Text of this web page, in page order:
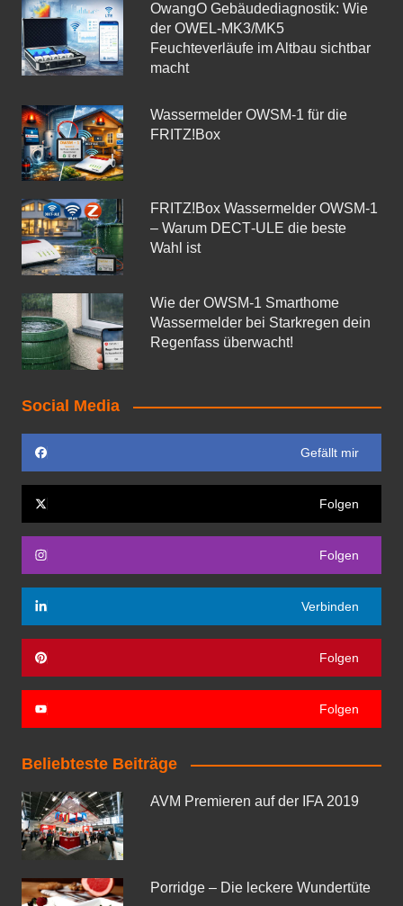
OwangO Gebäudediagnostik: Wie
der OWEL‑MK3/MK5
Feuchteverläufe im Altbau sichtbar
macht
Wassermelder OWSM‑1 für die
FRITZ!Box
FRITZ!Box Wassermelder OWSM-1
– Warum DECT‑ULE die beste
Wahl ist
Wie der OWSM‑1 Smarthome
Wassermelder bei Starkregen dein
Regenfass überwacht!
Social Media
Gefällt mir
Folgen
Folgen
Verbinden
Folgen
Folgen
Beliebteste Beiträge
AVM Premieren auf der IFA 2019
Porridge – Die leckere Wundertüte